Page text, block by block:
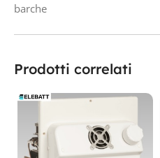
barche
Prodotti correlati